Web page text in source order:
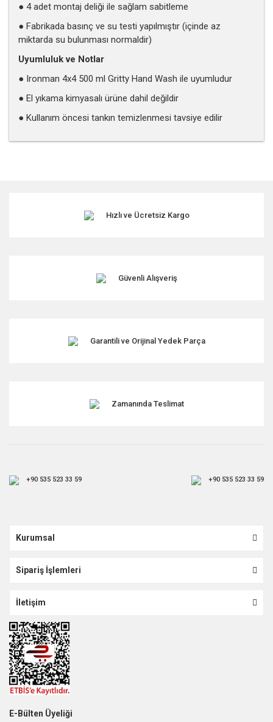
● 4 adet montaj deliği ile sağlam sabitleme
● Fabrikada basınç ve su testi yapılmıştır (içinde az
miktarda su bulunması normaldir)
Uyumluluk ve Notlar
● Ironman 4x4 500 ml Gritty Hand Wash ile uyumludur
● El yıkama kimyasalı ürüne dahil değildir
● Kullanım öncesi tankın temizlenmesi tavsiye edilir
Ürün resmi kalitesiz, bozuk veya görüntülenemiyor.
Ürün fiyatı diğer sitelerden daha pahalı.
Hızlı ve Ücretsiz Kargo
Güvenli Alışveriş
Garantili ve Orijinal Yedek Parça
Zamanında Teslimat
+90 535 523 33 59 +90 535 523 33 59
Kurumsal
Sipariş İşlemleri
İletişim
E-Bülten Üyeliği